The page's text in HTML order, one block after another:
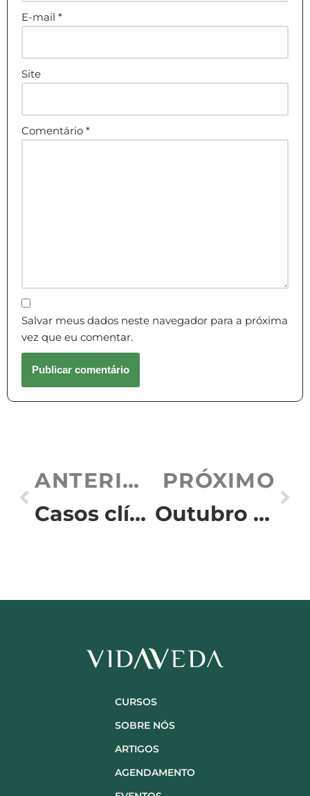
E-mail *
Site
Comentário *
Salvar meus dados neste navegador para a próxima
vez que eu comentar.
ANTERIOR
Casos clínicos no Ayurveda
PRÓXIMO
Outubro Rosa e os 4 Pilares da Saúde
CURSOS
SOBRE NÓS
ARTIGOS
AGENDAMENTO